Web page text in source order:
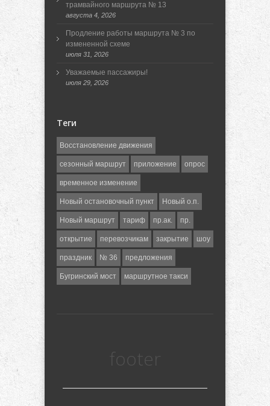
трамвайного маршрута № 13
августа 4, 2026
Продление работы маршрута № 3 по
измененной схеме
июля 31, 2026
Уважаемые пассажиры!
июля 29, 2026
Теги
Восстановление движения
сезонный маршрут приложение опрос
временное изменение
Новый остановочный пункт Новый о.п.
Новый маршрут тариф пр.ак. пр.
открытие перевозчикам закрытие шоу
праздник № 36 предложения
Бугринский мост маршрутное такси
footer